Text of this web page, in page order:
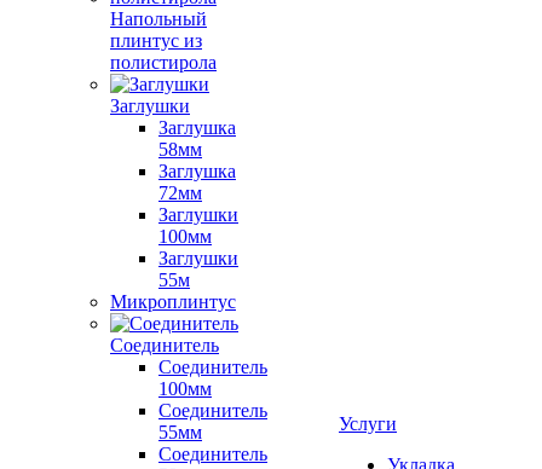
Напольный
плинтус из
полистирола
Заглушки
Заглушка
58мм
Заглушка
72мм
Заглушки
100мм
Заглушки
55м
Микроплинтус
Соединитель
Соединитель
100мм
Соединитель
55мм
Соединитель
Услуги
Укладка